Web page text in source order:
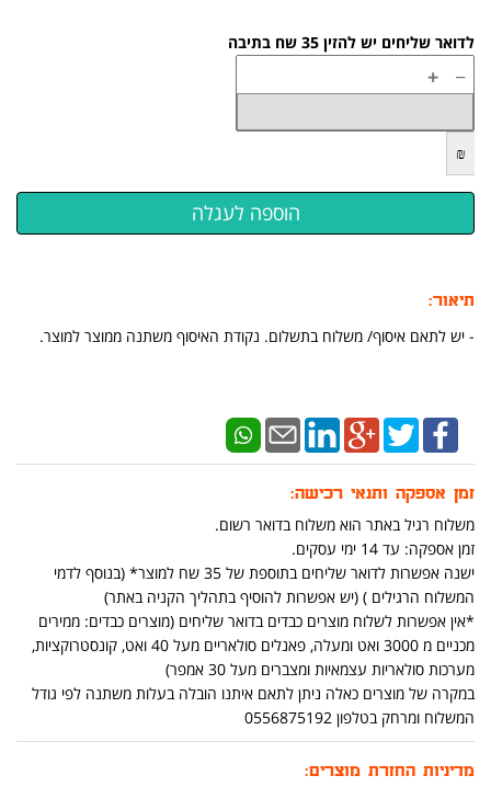
לדואר שליחים יש להזין 35 שח בתיבה
−
+
₪
תיאור:
​​​- יש לתאם איסוף/ משלוח בתשלום. נקודת האיסוף משתנה ממוצר למוצר.
זמן אספקה ותנאי רכישה:
משלוח רגיל באתר הוא משלוח בדואר רשום.
זמן אספקה: עד 14 ימי עסקים.
ישנה אפשרות לדואר שליחים בתוספת של 35 שח למוצר* (בנוסף לדמי
המשלוח הרגילים ) (יש אפשרות להוסיף בתהליך הקניה באתר)
*אין אפשרות לשלוח מוצרים כבדים בדואר שליחים (מוצרים כבדים: ממירים
מכניים מ 3000 ואט ומעלה, פאנלים סולאריים מעל 40 ואט, קונסטרוקציות,
מערכות סולאריות עצמאיות ומצברים מעל 30 אמפר)
במקרה של מוצרים כאלה ניתן לתאם איתנו הובלה בעלות משתנה לפי גודל
המשלוח ומרחק בטלפון 0556875192
מדיניות החזרת מוצרים: